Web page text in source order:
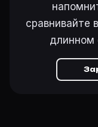
сравнивайте
длинном